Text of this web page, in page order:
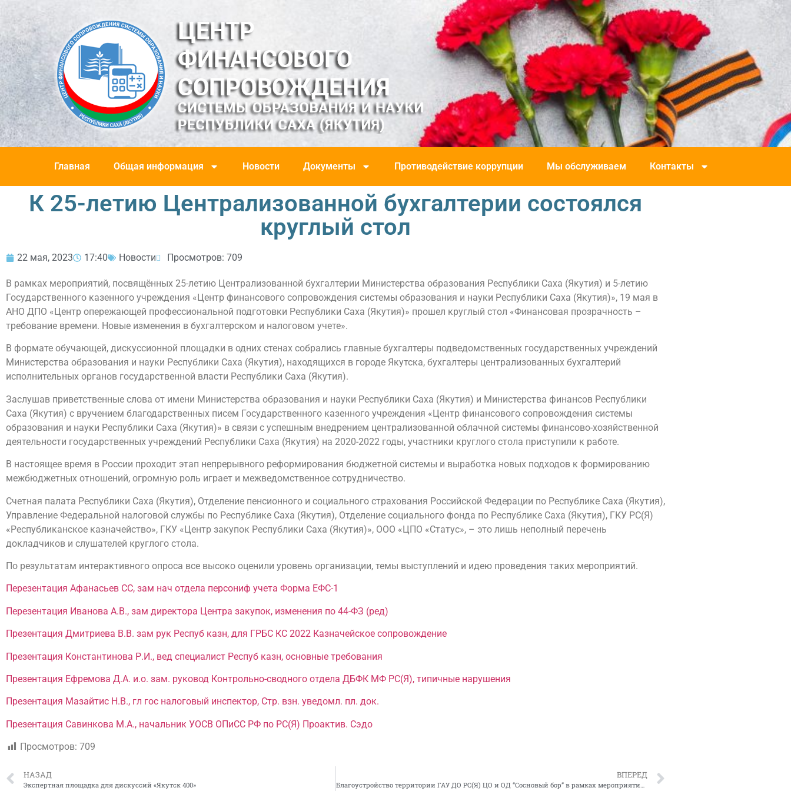
Главная Общая информация Новости Документы Противодействие коррупции Мы обслуживаем Контакты
К 25-летию Централизованной бухгалтерии состоялся
круглый стол
22 мая, 2023 17:40 Новости Просмотров: 709
В рамках мероприятий, посвящённых 25-летию Централизованной бухгалтерии Министерства образования Республики Саха (Якутия) и 5-летию
Государственного казенного учреждения «Центр финансового сопровождения системы образования и науки Республики Саха (Якутия)», 19 мая в
АНО ДПО «Центр опережающей профессиональной подготовки Республики Саха (Якутия)» прошел круглый стол «Финансовая прозрачность –
требование времени. Новые изменения в бухгалтерском и налоговом учете».
В формате обучающей, дискуссионной площадки в одних стенах собрались главные бухгалтеры подведомственных государственных учреждений
Министерства образования и науки Республики Саха (Якутия), находящихся в городе Якутска, бухгалтеры централизованных бухгалтерий
исполнительных органов государственной власти Республики Саха (Якутия).
Заслушав приветственные слова от имени Министерства образования и науки Республики Саха (Якутия) и Министерства финансов Республики
Саха (Якутия) с вручением благодарственных писем Государственного казенного учреждения «Центр финансового сопровождения системы
образования и науки Республики Саха (Якутия)» в связи с успешным внедрением централизованной облачной системы финансово-хозяйственной
деятельности государственных учреждений Республики Саха (Якутия) на 2020-2022 годы, участники круглого стола приступили к работе.
В настоящее время в России проходит этап непрерывного реформирования бюджетной системы и выработка новых подходов к формированию
межбюджетных отношений, огромную роль играет и межведомственное сотрудничество.
Счетная палата Республики Саха (Якутия), Отделение пенсионного и социального страхования Российской Федерации по Республике Саха (Якутия),
Управление Федеральной налоговой службы по Республике Саха (Якутия), Отделение социального фонда по Республике Саха (Якутия), ГКУ РС(Я)
«Республиканское казначейство», ГКУ «Центр закупок Республики Саха (Якутия)», ООО «ЦПО «Статус», – это лишь неполный перечень
докладчиков и слушателей круглого стола.
По результатам интерактивного опроса все высоко оценили уровень организации, темы выступлений и идею проведения таких мероприятий.
Перезентация Афанасьев СС, зам нач отдела персониф учета Форма ЕФС-1
Перезентация Иванова А.В., зам директора Центра закупок, изменения по 44-ФЗ (ред)
Презентация Дмитриева В.В. зам рук Респуб казн, для ГРБС КС 2022 Казначейское сопровождение
Презентация Константинова Р.И., вед специалист Респуб казн, основные требования
Презентация Ефремова Д.А. и.о. зам. руковод Контрольно-сводного отдела ДБФК МФ РС(Я), типичные нарушения
Презентация Мазайтис Н.В., гл гос налоговый инспектор, Стр. взн. уведомл. пл. док.
Презентация Савинкова М.А., начальник УОСВ ОПиСС РФ по РС(Я) Проактив. Сэдо
Просмотров: 709
НАЗАД
Экспертная площадка для дискуссий «Якутск 400»
ВПЕРЕД
Благоустройство территории ГАУ ДО РС(Я) ЦО и ОД “Сосновый бор” в рамках мероприятий, посвященных 25-летию Централизованной бухгалтерии Министерства образования Республики Саха (Якутия)